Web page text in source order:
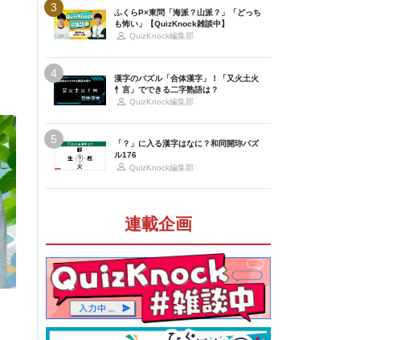
3
ふくらP×東問「海派？山派？」「どっち
も怖い」【QuizKnock雑談中】
QuizKnock編集部
4
漢字のパズル「合体漢字」！「又火土火
忄言」でできる二字熟語は？
QuizKnock編集部
5
「？」に入る漢字はなに？和同開珎パズ
ル176
QuizKnock編集部
連載企画